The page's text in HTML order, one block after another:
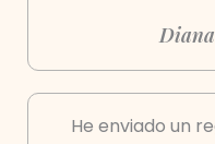
He enviado un